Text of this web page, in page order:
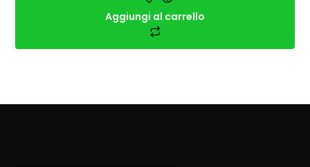
Aggiungi al carrello